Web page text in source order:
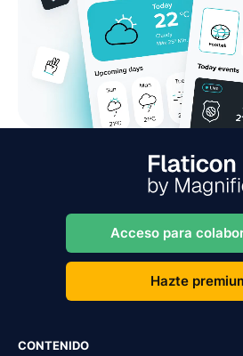
Acceso para
Hazte
CONTENIDO